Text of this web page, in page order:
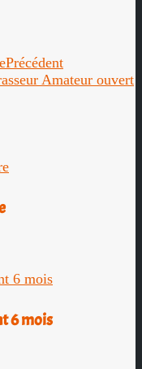
Précédent
Amateur ouvert
6 mois